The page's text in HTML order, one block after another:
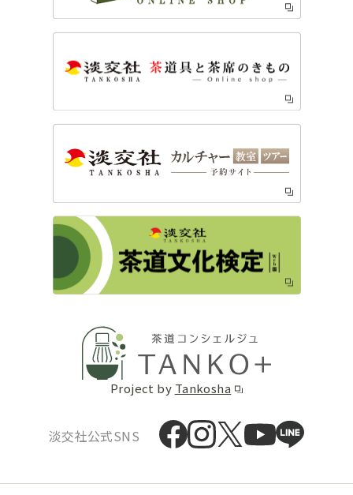
Project by Tankosha
淡交社公式SNS